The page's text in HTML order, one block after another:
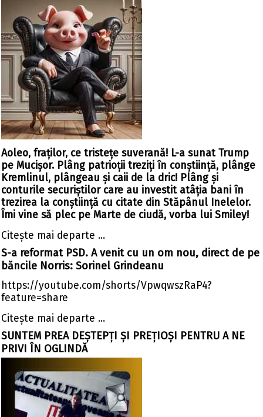
Aoleo, fraților, ce tristețe suverană! L-a sunat Trump
pe Mucișor. Plâng patrioții treziți în conștiință, plânge
Kremlinul, plângeau și caii de la dric! Plâng și
conturile securiștilor care au investit atâția bani în
trezirea la conștiință cu citate din Stăpânul Inelelor.
Îmi vine să plec pe Marte de ciudă, vorba lui Smiley!
Citeşte mai departe ...
S-a reformat PSD. A venit cu un om nou, direct de pe
băncile Norris: Sorinel Grindeanu
https://youtube.com/shorts/VpwqwszRaP4?
feature=share
Citeşte mai departe ...
SUNTEM PREA DEȘTEPȚI ȘI PREȚIOȘI PENTRU A NE
PRIVI ÎN OGLINDĂ